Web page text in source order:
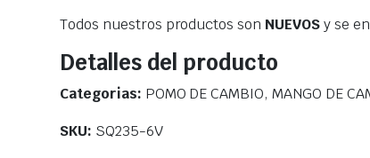
Todos nuestros productos son NUEVOSy se
Detalles del producto
Categorias: POMO DE CAMBIO, MANGO DE
SKU: SQ235-6V